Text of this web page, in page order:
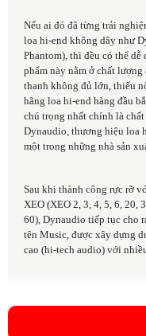
Nếu ai đó đã từng trải
loa hi-end không dây như
Phantom), thì đều có thể dễ
phẩm này nằm ở chất lượng
thanh không đủ lớn, thiếu
hãng loa hi-end hàng đầu
chú trọng nhất chính là
Dynaudio, thương hiệu loa
một trong những nhà sản
Sau khi thành công rực rỡ
XEO (XEO 2, 3, 4, 5, 6, 20,
60), Dynaudio tiếp tục cho
tên Music, được xây dựng
cao (hi-tech audio) với